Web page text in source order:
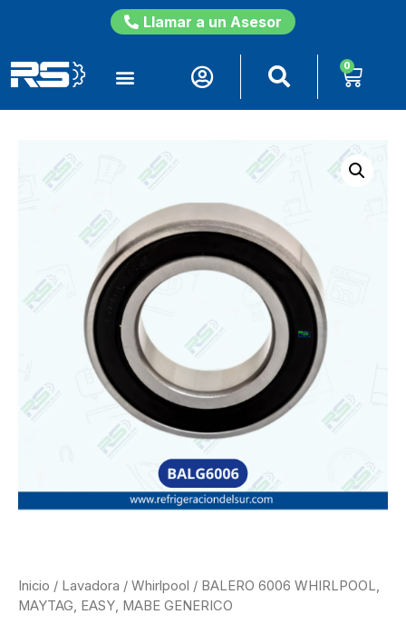
Llamar a un Asesor
0
Inicio / Lavadora / Whirlpool / BALERO 6006 WHIRLPOOL,
MAYTAG, EASY, MABE GENERICO